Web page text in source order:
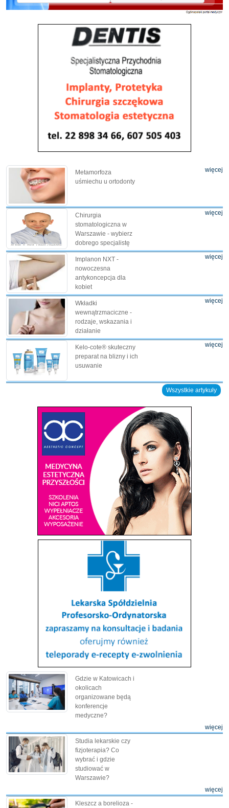
Metamorfoza
uśmiechu u ortodonty
więcej
Chirurgia
stomatologiczna w
Warszawie - wybierz
dobrego specjalistę
więcej
Implanon NXT -
nowoczesna
antykoncepcja dla
kobiet
więcej
Wkładki
wewnątrzmaciczne -
rodzaje, wskazania i
działanie
więcej
Kelo-cote® skuteczny
preparat na blizny i ich
usuwanie
więcej
Wszystkie artykuły
Gdzie w Katowicach i
okolicach
organizowane będą
konferencje
medyczne?
więcej
Studia lekarskie czy
fizjoterapia? Co
wybrać i gdzie
studiować w
Warszawie?
więcej
Kleszcz a borelioza -